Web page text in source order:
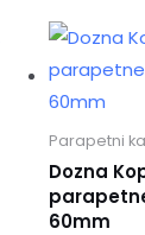
Parapetni
Dozna
60mm